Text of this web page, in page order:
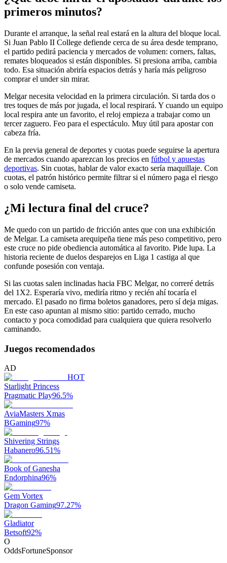
primeros minutos?
Durante el arranque, la señal real estará en la altura del bloque local.
Si Juan Pablo II College defiende cerca de su área desde temprano,
el partido pedirá paciencia y mercados de volumen: corners, faltas,
remates bloqueados si están disponibles. Si presiona arriba, cambia
todo. Esa situación abriría espacios detrás y haría más peligroso
comprar el under sin mirar.
Melgar necesita velocidad en la primera circulación. Si tarda dos o
tres toques de más por jugada, el local respirará. Y cuando un equipo
local respira ante un favorito, el reloj empieza a trabajar como un
tercer zaguero. Feo para el espectáculo. Muy útil para apostar con
cabeza fría.
En la previa general de deportes y cuotas puede seguirse la apertura
de mercados cuando aparezcan los precios en fútbol y apuestas
deportivas. Sin cuotas, hablar de valor exacto sería maquillaje. Con
cuotas, el patrón histórico permite filtrar si el número paga el riesgo
o solo vende camiseta.
¿Mi lectura final del cruce?
Me quedo con un partido de fricción antes que con una exhibición
de Melgar. La camiseta arequipeña tiene más peso competitivo, pero
este cruce no pide obediencia automática al favorito. Pide lupa. La
historia reciente de duelos desparejos en Liga 1 castiga al que
confunde posesión con ventaja.
Si las cuotas salen inclinadas hacia FBC Melgar, no correré detrás
del 1X2. Esperaría vivo, mediría ritmo y recién ahí tocaría el
mercado. El pasado no firma boletos ganadores, pero sí deja migas.
En este caso apuntan al mismo sitio: partido cerrado, mucho
contacto y poca comodidad para cualquiera que quiera resolverlo
caminando.
Juegos recomendados
AD
HOT
Starlight Princess
Pragmatic Play96.5%
AviaMasters Xmas
BGaming97%
Shivering Strings
Habanero96.51%
Book of Ganesha
Endorphina96%
Gem Vortex
Dragon Gaming97.27%
Gladiator
Betsoft92%
O
OddsFortuneSponsor